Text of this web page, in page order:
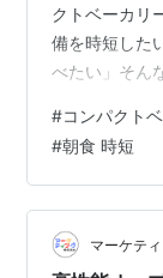
クトベーカリ
備を時短した
べたい」そん
のどこかで「
抱いていませ
をしっかり両
ソニックコン
ご紹介します
幅に短縮しな
#コンパクト
#朝食 時短
マーケテ